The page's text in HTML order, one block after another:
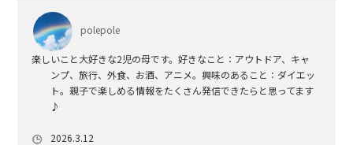
polepole
楽しいこと大好きな2児の母です。好きなこと：アウトドア、キャ
ンプ、旅行、外食、お酒、アニメ。興味のあること：ダイエッ
ト。親子で楽しめる情報をたくさん発信できたらと思ってます
♪
2026.3.12